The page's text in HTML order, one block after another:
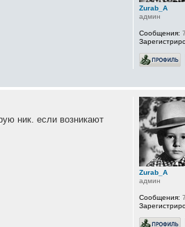
Zurab_A
админ
Сообщения:
ник. если возникают
Zurab_A
админ
Сообщения: